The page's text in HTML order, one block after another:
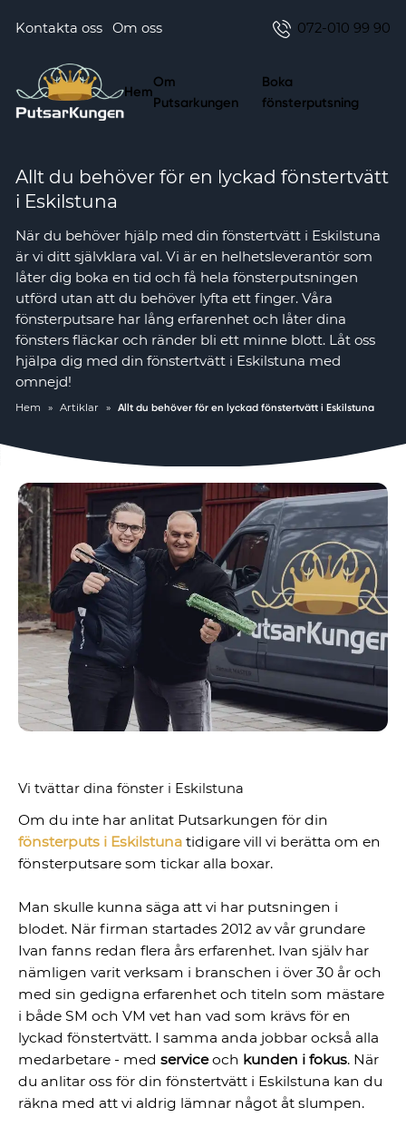
Kontakta oss Om oss 072-010 99 90
Hem
Om
Putsarkungen
Boka
fönsterputsning
Allt du behöver för en lyckad fönstertvätt
i Eskilstuna
När du behöver hjälp med din fönstertvätt i Eskilstuna
är vi ditt självklara val. Vi är en helhetsleverantör som
låter dig boka en tid och få hela fönsterputsningen
utförd utan att du behöver lyfta ett finger. Våra
fönsterputsare har lång erfarenhet och låter dina
fönsters fläckar och ränder bli ett minne blott. Låt oss
hjälpa dig med din fönstertvätt i Eskilstuna med
omnejd!
Hem » Artiklar » Allt du behöver för en lyckad fönstertvätt i Eskilstuna
Vi tvättar dina fönster i Eskilstuna
Om du inte har anlitat Putsarkungen för din
fönsterputs i Eskilstuna tidigare vill vi berätta om en
fönsterputsare som tickar alla boxar.
Man skulle kunna säga att vi har putsningen i
blodet. När firman startades 2012 av vår grundare
Ivan fanns redan flera års erfarenhet. Ivan själv har
nämligen varit verksam i branschen i över 30 år och
med sin gedigna erfarenhet och titeln som mästare
i både SM och VM vet han vad som krävs för en
lyckad fönstertvätt. I samma anda jobbar också alla
medarbetare - medserviceoch kunden i fokus. När
du anlitar oss för din fönstertvätt i Eskilstuna kan du
räkna med att vi aldrig lämnar något åt slumpen.